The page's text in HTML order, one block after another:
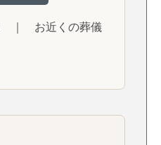
お近くの葬儀